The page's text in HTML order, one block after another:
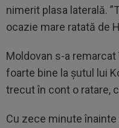
nimerit plasa laterală.
ocazie mare ratată de
Moldovan s-a
foarte bine la șutul lui
trecut în cont o ratare,
Cu zece minute